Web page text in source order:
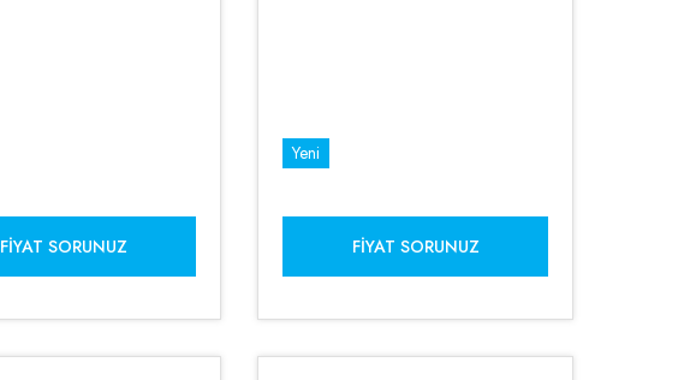
FIYAT SORUNUZ
Yeni
FIYAT SORUNUZ